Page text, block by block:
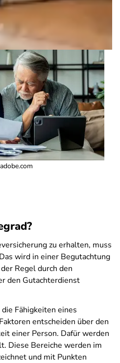
zu erhalten, muss
wird in einer Begutachtung
Regel durch den
den Gutachterdienst
Fähigkeiten eines
entscheiden über den
einer Person. Dafür werden
Diese Bereiche werden im
und mit Punkten